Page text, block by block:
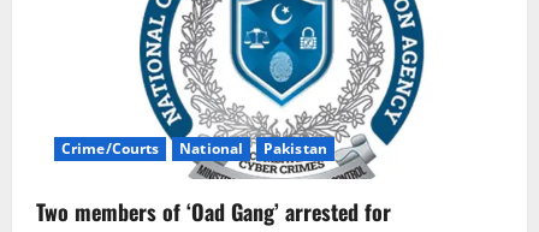
Crime/Courts National Pakistan
Two members of ‘Oad Gang’ arrested for